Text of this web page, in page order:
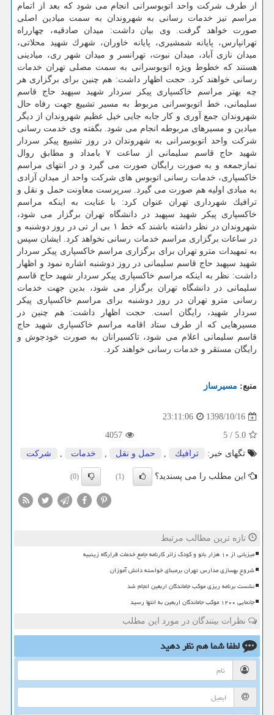
از طرف شركت واحد اتوبوسرانی انجام می شود كه بعد از اتمام
مراسم نیز خدمات رسانی به شهروندان به سمت میادین اصلی
صورت خواهد گرفت. وی بیان داشت: میدان صادقیه، چهارراه
تهرانپارس، پایانه شمشیری، پایانه خاوران، شهرك شهید محلاتی،
میدان نازی آباد، میدان نبوت، تهرانسر و میدان شهر ری، میادینی
هستند كه خطوط ویژه اتوبوسرانی به سمت مصلی تهران خدمات
رسانی خواهند كرد. حجت اظهار داشت: هم چنین برای برگزاری هر
چه بهتر مراسم خاكسپاری پیكر سردار شهید سپهبد حاج قاسم
سلیمانی، خط اتوبوسرانی مربوط به مسیر تشییع جهت رفاه حال
شهروندان جمع آوری و كار جابه جایی خیل عظیم شهروندان از دیگر
میادین و مسیرهای مربوطه انجام می شود. بگفته وی خدمت رسانی
شركت واحد اتوبوسرانی به شهروندان در روز تشییع پیكر سردار
شهید حاج قاسم سلیمانی از ساعت ۷ بامداد و مطابق روال
نمازجمعه و به صورت رایگان صورت می گیرد و در انتهای مراسم
خاكسپاری، خدمات رسانی اتوبوس های شركت واحد از میدان آزادی
به مبادی اولیه هم صورت می گیرد. سرپرست معاونت حمل و نقل و
ترافیك شهرداری تهران عنوان كرد: با عنایت به اینكه مراسم
خاكسپاری پیكر شهید سپهبد در دانشگاه تهران برگزار می شود،
شهروندان در نظر داشته باشند كه خط ۱ بی ار تی در روز دوشنبه و
در ساعات برگزاری مراسم خدمات رسانی نخواهد كرد. ایشان سپس
به تمهیدات مترو تهران برای برگزاری مراسم خاكسپاری پیكر سردار
شهید سپهبد حاج قاسم سلیمانی در روز دوشنبه اشاره نمود و اظهار
داشت: نظر به اینكه مراسم خاكسپاری پیكر سردار شهید حاج قاسم
سلیمانی در دانشگاه تهران برگزار می شود، بدین جهت خدمات
رسانی مترو تهران در روز دوشنبه برای مراسم خاكسپاری پیكر
سردار شهید، رایگان است. حجت اظهار داشت: هم چنین در
مسیرهایی كه از طرف ستاد اقامه مراسم خاكسپاری شهید حاج
قاسم سلیمانی اعلام می شود، تاكسیرانان به صورت خودجوش و
رایگان مستقر و خدمات رسانی خواهند كرد.
منبع: مسیرساز
1398/10/16
23:11:06
5.0
/
5
4057
تگهای خبر:
ترافیك , حمل و نقل , خدمات , شركت
این مطلب را می پسندید؟ (1)
(0)
تازه ترین مطالب مرتبط
میزبانی از ۱۰ هزار بانو و کودک زائر کارنامه جامع خدمات قرارگاه زینبیه
شروع بهسازی مدارس تهران برمبنای خواسته دانش آموزان
نشست برنامه ریزی موکب جاماندگان اربعین انجام شد
جانمایی ۱۲۰۰ موکب جاماندگان اربعین به انتها رسید
نظرات بینندگان در مورد این مطلب
لطفا شما همنظر دهید